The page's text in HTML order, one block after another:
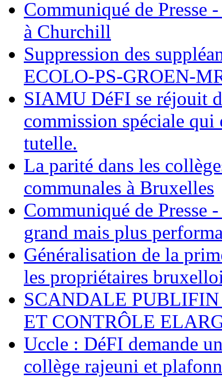
Communiqué de Presse
à Churchill
Suppression des
ECOLO-PS-GROEN-
SIAMU DéFI se réjouit
commission spéciale qui
tutelle.
La parité dans les
communales à Bruxelles
Communiqué de Presse
grand mais plus
Généralisation de la
les propriétaires
SCANDALE
ET CONTRÔLE
Uccle : DéFI demande
collège rajeuni et